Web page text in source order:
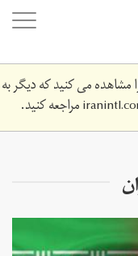
مشاهده می کنید که دیگر به
مراجعه کنید.